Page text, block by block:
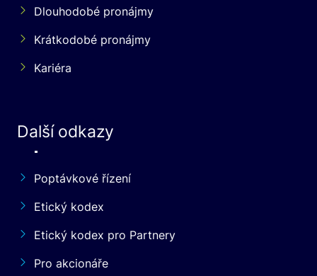
Dlouhodobé pronájmy
Krátkodobé pronájmy
Kariéra
Další odkazy
Poptávkové řízení
Etický kodex
Etický kodex pro Partnery
Pro akcionáře